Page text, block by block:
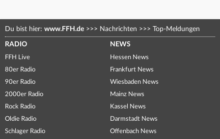
Du bist hier: www.FFH.de >>> Nachrichten >>> Top-Meldungen
RADIO
FFH Live
80er Radio
90er Radio
2000er Radio
Rock Radio
Oldie Radio
Schlager Radio
NEWS
Hessen News
Frankfurt News
Wiesbaden News
Mainz News
Kassel News
Darmstadt News
Offenbach News